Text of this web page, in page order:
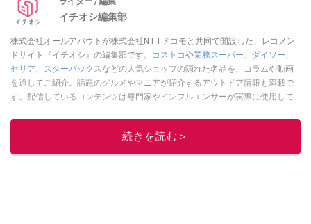
イチオシ編集部
株式会社オールアバウトが株式会社NTTドコモと共同で開設した、レコメン
ドサイト『イチオシ』の編集部です。
コストコや業務スーパー、 ダイソー、
セリア、 スターバックスなどの人気ショップの隠れた名品を、コラムや動画
を通してご紹介。話題のグルメやマニアが紹介するアウトドア情報も満載で
す。配信しているコンテンツは専門家やインフルエンサーが実際に使用して
ニュースでフォロー
続きを読む＞